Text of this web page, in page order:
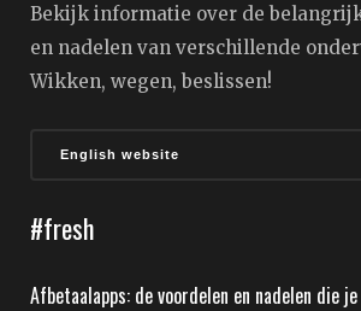
Bekijk informatie over de
en nadelen van verschillende
Wikken, wegen, beslissen!
English website
#fresh
Afbetaalapps: de voordelen en nadelen die